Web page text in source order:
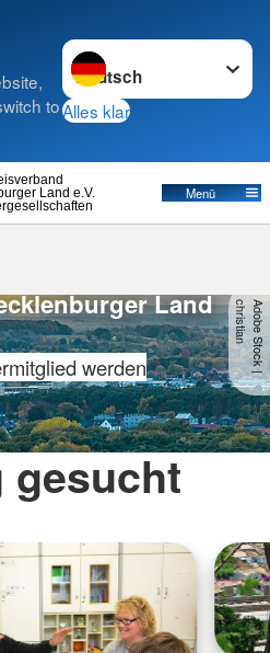
to
Sprache wechseln zu
Alles klar
Land e.V. Menü
A
d
o
b
e
S
t
o
c
k
|
c
h
r
is
t
ia
n
Land
werden
gesucht